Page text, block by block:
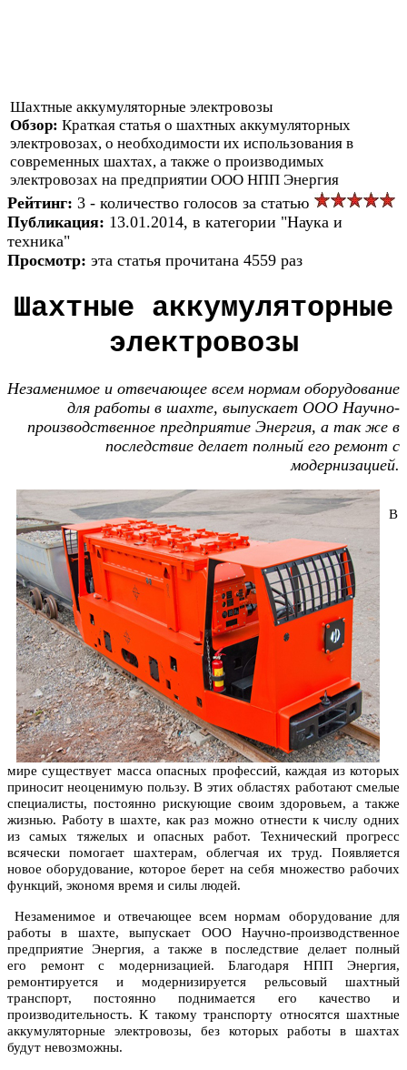
Шахтные аккумуляторные электровозы
Обзор: Краткая статья о шахтных аккумуляторных
электровозах, о необходимости их использования в
современных шахтах, а также о производимых
электровозах на предприятии ООО НПП Энергия
Рейтинг: 3 - количество голосов за статью
Публикация: 13.01.2014, в категории "Наука и
техника"
Просмотр: эта статья прочитана 4559 раз
Шахтные аккумуляторные
электровозы
Незаменимое и отвечающее всем нормам оборудование
для работы в шахте, выпускает ООО Научно-
производственное предприятие Энергия, а так же в
последствие делает полный его ремонт с
модернизацией.
В
мире существует масса опасных профессий, каждая из которых
приносит неоценимую пользу. В этих областях работают смелые
специалисты, постоянно рискующие своим здоровьем, а также
жизнью. Работу в шахте, как раз можно отнести к числу одних
из самых тяжелых и опасных работ. Технический прогресс
всячески помогает шахтерам, облегчая их труд. Появляется
новое оборудование, которое берет на себя множество рабочих
функций, экономя время и силы людей.
Незаменимое и отвечающее всем нормам оборудование для
работы в шахте, выпускает ООО Научно-производственное
предприятие Энергия, а также в последствие делает полный
его ремонт с модернизацией. Благодаря НПП Энергия,
ремонтируется и модернизируется рельсовый шахтный
транспорт, постоянно поднимается его качество и
производительность. К такому транспорту относятся шахтные
аккумуляторные электровозы, без которых работы в шахтах
будут невозможны.